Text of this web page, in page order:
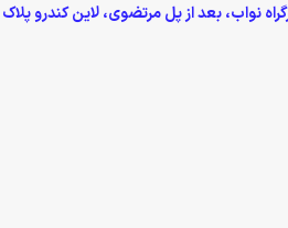
نواب، بعد از پل مرتضوی، لاین کندرو پلاک